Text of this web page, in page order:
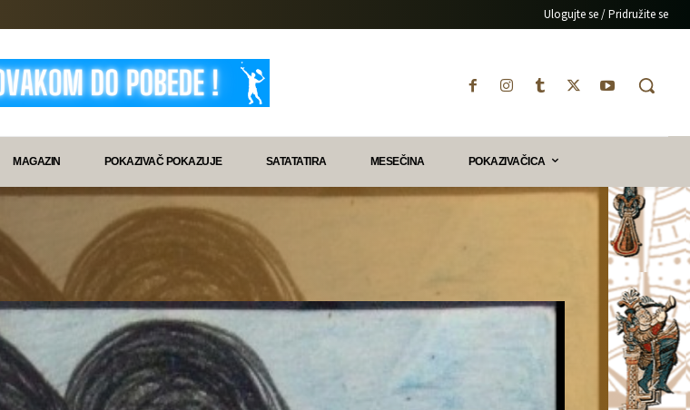
Ulogujte se / Pridružite se
MAGAZIN POKAZIVAČ POKAZUJE SATATATIRA MESEČINA POKAZIVAČICA